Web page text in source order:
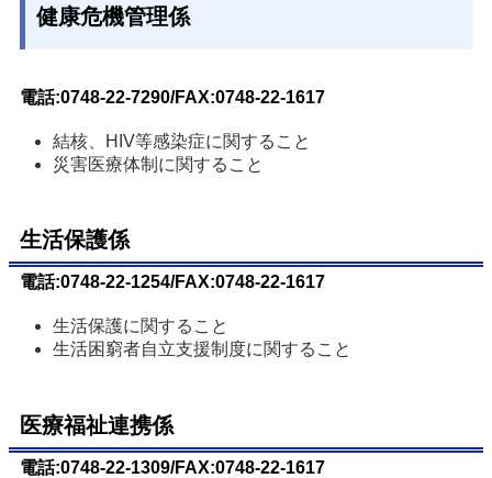
健康危機管理係
電話:0748-22-7290/FAX:0748-22-1617
結核、HIV等感染症に関すること
災害医療体制に関すること
生活保護係
電話:0748-22-1254/FAX:0748-22-1617
生活保護に関すること
生活困窮者自立支援制度に関すること
医療福祉連携係
電話:0748-22-1309/FAX:0748-22-1617